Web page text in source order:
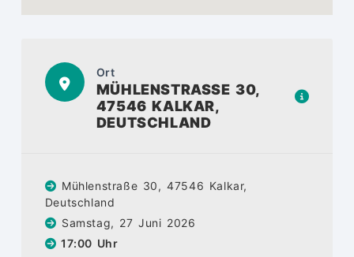
Ort
MÜHLENSTRASSE 30, 4
7546 KALKAR, D
EUTSCHLAND
Mühlenstraße 30, 47546 Kalkar,
Deutschland
Samstag, 27 Juni 2026
17:00 Uhr